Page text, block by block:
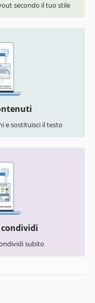
secondo il tuo stile
e sostituisci il testo
subito